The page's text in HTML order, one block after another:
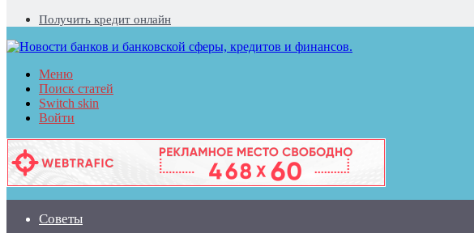
Получить кредит онлайн
Меню
Поиск статей
Switch skin
Войти
Советы